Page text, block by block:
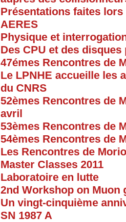
Présentations faites
AERES
Physique et
Des CPU et des
47émes Rencontres de
Le LPNHE accueille les
du CNRS
52èmes Rencontres de
avril
53èmes Rencontres de
54èmes Rencontres de
Les Rencontres de
Master Classes 2011
Laboratoire en lutte
2nd Workshop on Muon
Un vingt-cinquième
SN 1987 A